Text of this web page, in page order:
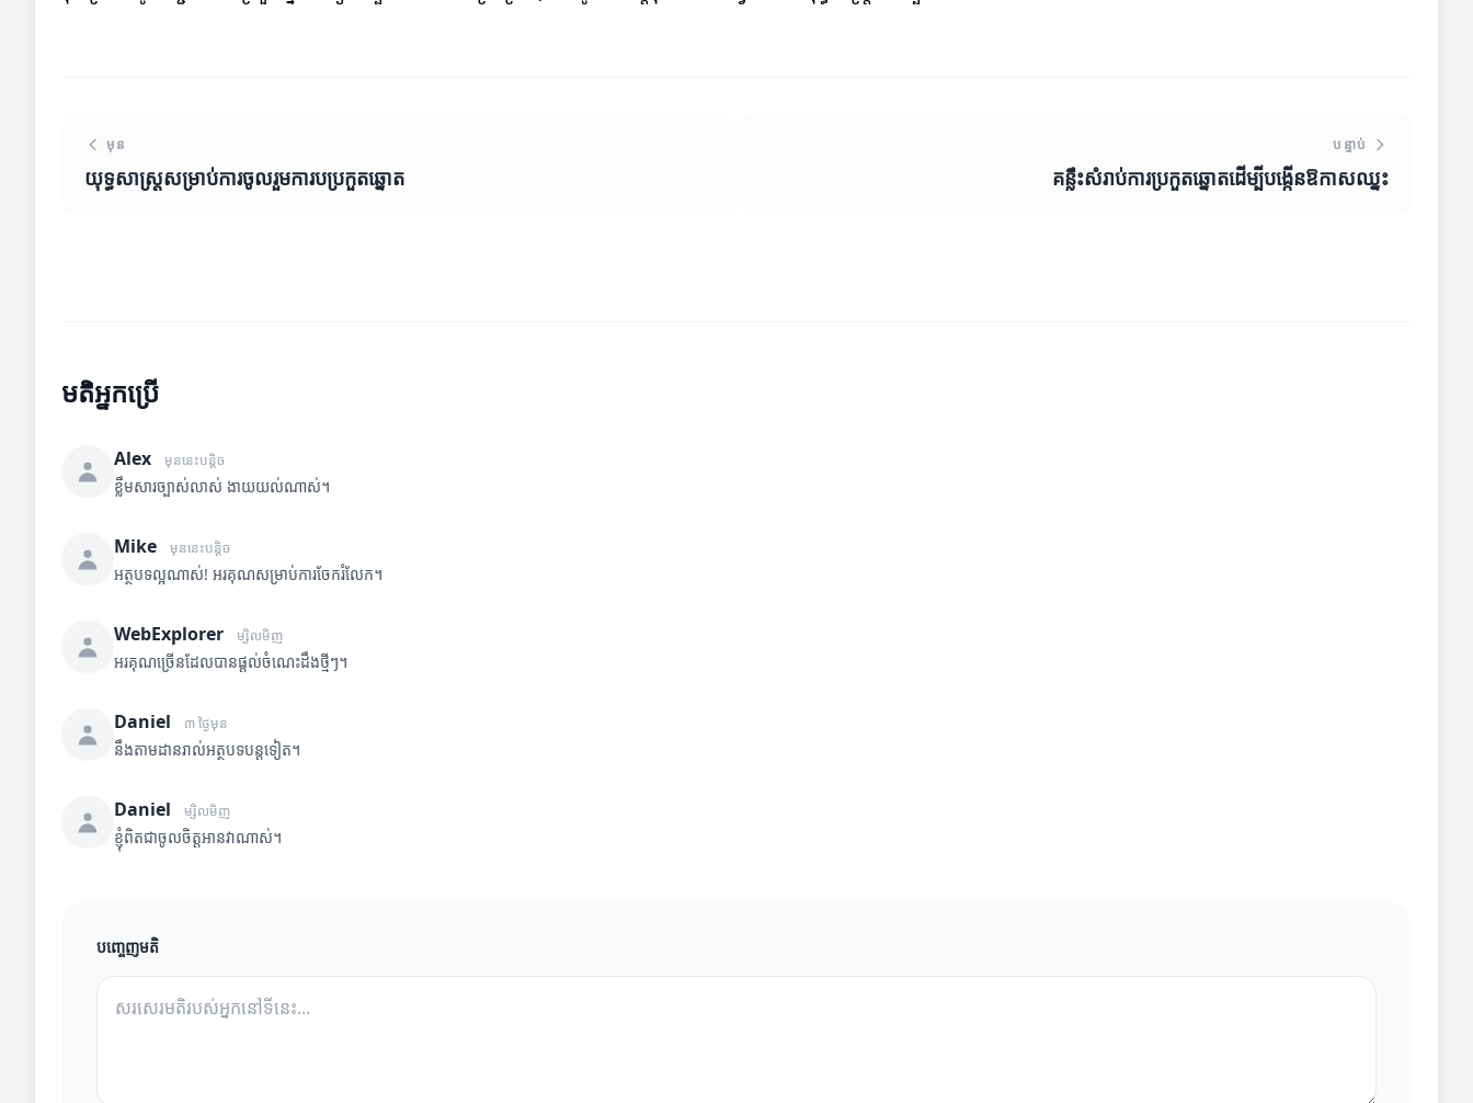
មុន
យុទ្ធសាស្ត្រសម្រាប់ការចូលរួមការបប្រកួតឆ្នោត
បន្ទាប់
គន្លឹះសំរាប់ការប្រកួតឆ្នោតដើម្បីបង្កើនឱកាសឈ្នះ
មតិអ្នកប្រើ
Alex មុននេះបន្តិច
ខ្លឹមសារច្បាស់លាស់ ងាយយល់ណាស់។
Mike មុននេះបន្តិច
អត្ថបទល្អណាស់! អរគុណសម្រាប់ការចែករំលែក។
WebExplorer ម្សិលមិញ
អរគុណច្រើនដែលបានផ្តល់ចំណេះដឹងថ្មីៗ។
Daniel ៣ ថ្ងៃមុន
នឹងតាមដានរាល់អត្ថបទបន្តទៀត។
Daniel ម្សិលមិញ
ខ្ញុំពិតជាចូលចិត្តអានវាណាស់។
បញ្ចេញមតិ